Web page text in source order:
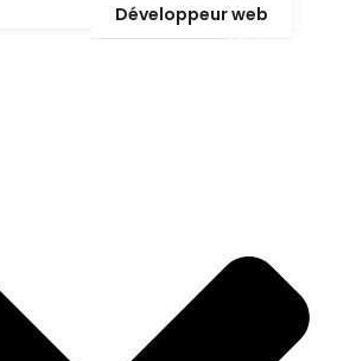
Développeur web
MÉTIERS